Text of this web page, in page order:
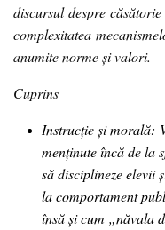
discursul despre
complexitatea
anumite norme și valori.
Cuprins
Instrucție și morală:
menținute încă de la
să disciplineze elevii
la comportament
însă și cum „năvala